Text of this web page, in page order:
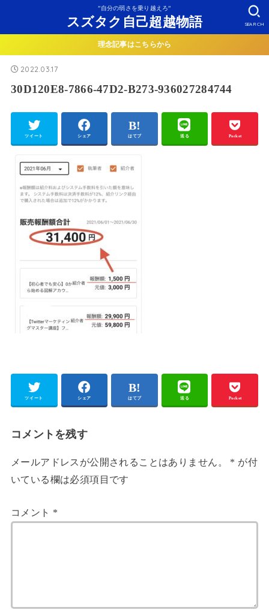
”自分の弱さを乗り越えろ”
スズタク自己超越物語 SEARCH
理念記事はこちらから
2022.03.17
30D120E8-7866-47D2-B273-936027284744
ツイート シェア はてブ 送る Pocket
ツイート シェア はてブ 送る Pocket
コメントを残す
メールアドレスが公開されることはありません。 * が付
いている欄は必須項目です
コメント *